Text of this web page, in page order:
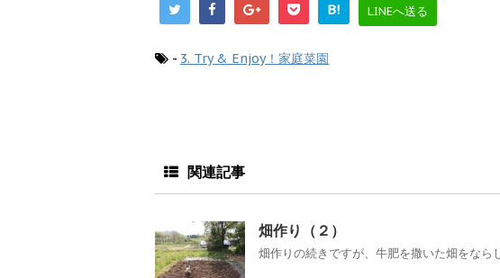
B! LINEへ送る
- 3. Try & Enjoy！家庭菜園
関連記事
畑作り（２）
畑作りの続きですが、牛肥を撒いた畑をなら